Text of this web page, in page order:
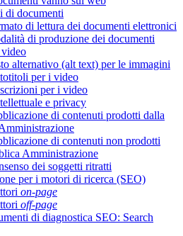
di documenti
di lettura dei documenti elettronici
di produzione dei documenti
alternativo (alt text) per le immagini
per i video
per i video
e privacy
di contenuti prodotti dalla
di contenuti non prodotti
Amministrazione
dei soggetti ritratti
per i motori di ricerca (SEO)
on-page
off-page
di diagnostica SEO: Search